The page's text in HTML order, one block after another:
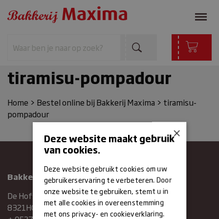
tiramisu-pompadour
Home > Bestel online bij Bakkerij Maxima > tiramisu-
pompadour
Bakkerij Maxima
De Hofstee 1
8321HG Urk
×
Deze website maakt gebruik
van cookies.
Deze website gebruikt cookies om uw
gebruikerservaring te verbeteren. Door
onze website te gebruiken, stemt u in
met alle cookies in overeenstemming
met ons privacy- en cookieverklaring.